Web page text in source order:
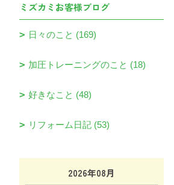
ミズカミお客様ブログ
日々のこと (169)
加圧トレーニングのこと (18)
好きなこと (48)
リフォーム日記 (53)
2026年08月